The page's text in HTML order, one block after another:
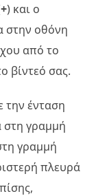
+) και ο
στην οθόνη
από το
βίντεό σας.
την ένταση
στη γραμμή
γραμμή
πλευρά